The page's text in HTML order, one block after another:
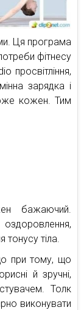
Ця програма
фітнесу
просвітління,
зарядка і
кожен. Тим
бажаючий.
тонусу тіла.
при тому, що
й зручні,
Толк
виконувати